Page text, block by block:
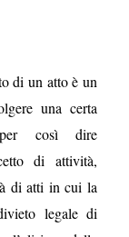
di un atto è un
una certa
per così dire
di attività,
di atti in cui la
legale di